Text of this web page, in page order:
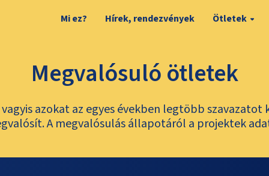
Mi ez? Hírek, rendezvények Ötletek
Megvalósuló ötletek
azokat az egyes években legtöbb
A megvalósulás állapotáról a projektek